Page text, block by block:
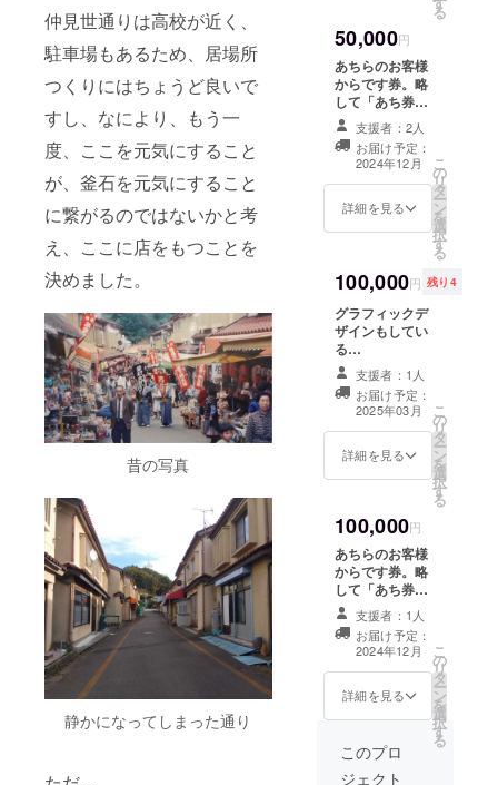
仲見世通りは高校が近く、
駐車場もあるため、居場所
つくりにはちょうど良いで
すし、なにより、もう一
度、ここを元気にすること
が、釜石を元気にすること
に繋がるのではないかと考
え、ここに店をもつことを
決めました。
昔の写真
静かになってしまった通り
学生の選定方
法：オープンか
ら配布し、先着
順とします
crush on
tasuichiからお
礼のメールもお
送りします。 ※
備考欄にあち券
に記入したいお
名前やお所等の
情報をご記入く
ルも送
らせて
いただ
きま
す。
る
50,000円
あちらのお客様
からです券。略
して「あち券」
2000円分です。
学生が100円分
の買い物をでき
るチケットを20
枚発行いたしま
す。 対象は小中
ていただきま
す。） オープン
までにあち券（1
枚100円分）を
支援者様の情報
を明記して用意
します。 学生の
お客様は1日1回
あち券を使用す
す。 使用した際
は、一言支援者
もらい、SNS等
で報告します。
配布期間：オー
プン直後から発
行した券がなく
なるまで 対象の
学生の選定方
法：オープンか
ら配布し、先着
順とします
crush on
tasuichiからお
礼のメールもお
送りします。 ※
備考欄にあち券
支援者：2人
お届け予定：
2024年12月
詳細を見る
こ
の
リ
タ
ー
ン
を
選
択
す
る
100,000円 残り4
グラフィックデ
ザインもしてい
る
tasuichi（母）
が支援者様の名
刺をお作りしま
す。 名刺のサイ
ズ：91 × 55 mm
メール等でヒア
はAI形式でのお
渡しになりま
す。 印刷が必要
な方はヒアリン
グの際にお申し
付けください。
お礼のメールも
お送りします。
支援者：1人
お届け予定：
2025年03月
詳細を見る
こ
の
リ
タ
ー
ン
を
選
択
す
る
100,000円
あちらのお客様
からです券。略
して「あち券」
3000円分です。
学生が100円分
の買い物をでき
るチケットを30
枚発行いたしま
す。 対象は小中
証明書を提示し
ていただきま
支援者：1人
お届け予定：
2024年12月
詳細を見る
こ
の
リ
タ
ー
ン
を
選
択
す
る
このプロ
ジェクト